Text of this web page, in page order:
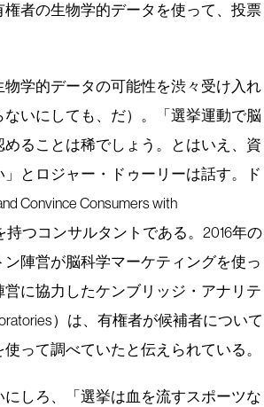
者の生物学的データを使って、投票
学的データの可能性を渋々受け入れ
いにしても、だ）。「選挙運動で脳
ることは稀でしょう。とはいえ、資
とロジャー・ドゥーリーは話す。ド
Convince Consumers with
持つコンサルタントである。2016年の
陣営が脳科学マーケティングを使っ
に協力したケンブリッジ・アナリテ
）は、有権者が候補者について
って調べていたと伝えられている。
しろ、「選挙は血を流すスポーツな